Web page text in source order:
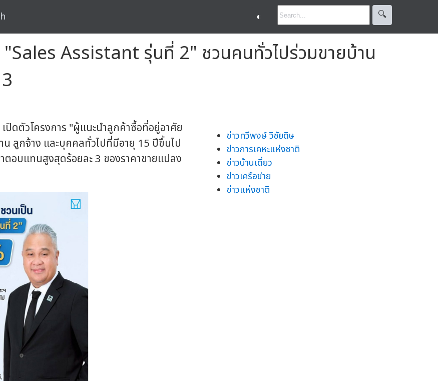
◐ 🔍︎
"Sales Assistant รุ่นที่ 2" ชวนคนทั่วไปร่วมขายบ้าน
ปิดตัวโครงการ "ผู้แนะนำลูกค้าซื้อที่อยู่อาศัย
ลูกจ้าง และบุคคลทั่วไปที่มีอายุ 15 ปีขึ้นไป
อบแทนสูงสุดร้อยละ 3 ของราคาขายแปลง
ข่าวทวีพงษ์ วิชัยดิษ
ข่าวการเคหะแห่งชาติ
ข่าวบ้านเดี่ยว
ข่าวเครือข่าย
ข่าวแห่งชาติ